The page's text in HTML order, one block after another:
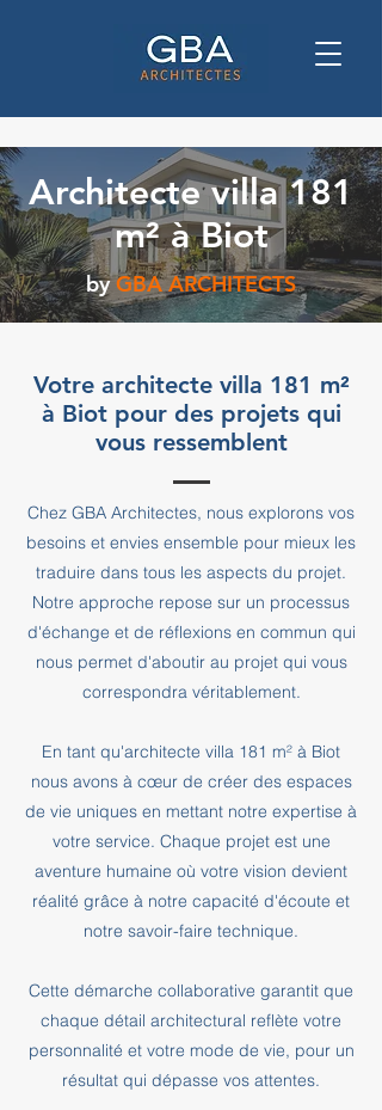
Architecte villa 181
m² à Biot
by GBA ARCHITECTS
Votre architecte villa 181 m²
à Biot pour des projets qui
vous ressemblent
Chez GBA Architectes, nous explorons vos
besoins et envies ensemble pour mieux les
traduire dans tous les aspects du projet.
Notre approche repose sur un processus
d'échange et de réflexions en commun qui
nous permet d'aboutir au projet qui vous
correspondra véritablement.
En tant qu'architecte villa 181 m² à Biot
nous avons à cœur de créer des espaces
de vie uniques en mettant notre expertise à
votre service. Chaque projet est une
aventure humaine où votre vision devient
réalité grâce à notre capacité d'écoute et
notre savoir-faire technique.
Cette démarche collaborative garantit que
chaque détail architectural reflète votre
personnalité et votre mode de vie, pour un
résultat qui dépasse vos attentes.